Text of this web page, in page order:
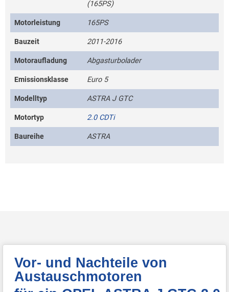
(165PS)
Motorleistung 165PS
Bauzeit 2011-2016
Motoraufladung Abgasturbolader
Emissionsklasse Euro 5
Modelltyp ASTRA J GTC
Motortyp 2.0 CDTi
Baureihe ASTRA
Vor- und Nachteile von
Austauschmotoren